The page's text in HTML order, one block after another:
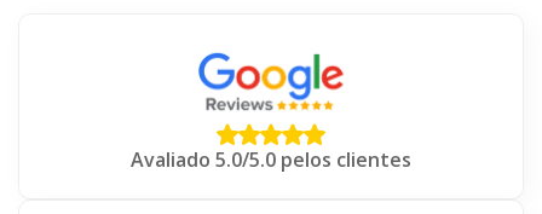
Avaliado 5.0/5.0 pelos clientes